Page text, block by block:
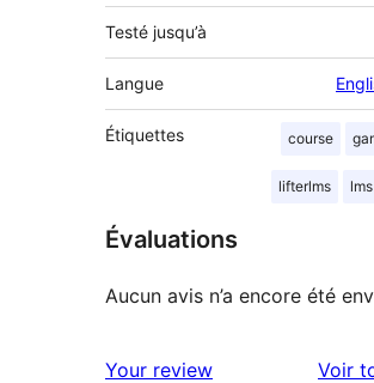
Testé jusqu’à
Langue
Étiquettes course
lifterlms lms
Évaluations
Aucun avis n’a encore été
Your review Voir